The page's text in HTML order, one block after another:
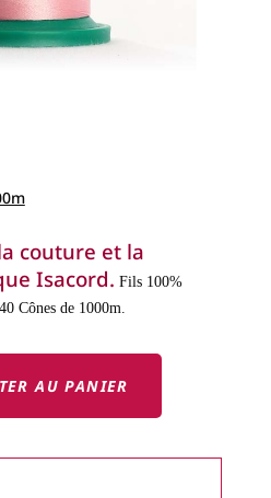
couture et la
Isacord. Fils 100%
Cônes de 1000m.
AU PANIER